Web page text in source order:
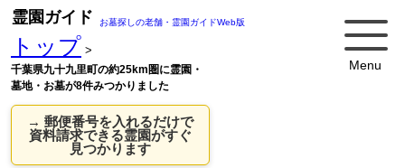
Menu
霊園ガイド お墓探しの老舗・霊園ガイドWeb版
トップ >
千葉県九十九里町の約25km圏に霊園・
墓地・お墓が8件みつかりました
→ 郵便番号を入れるだけで
資料請求できる霊園がすぐ
見つかります